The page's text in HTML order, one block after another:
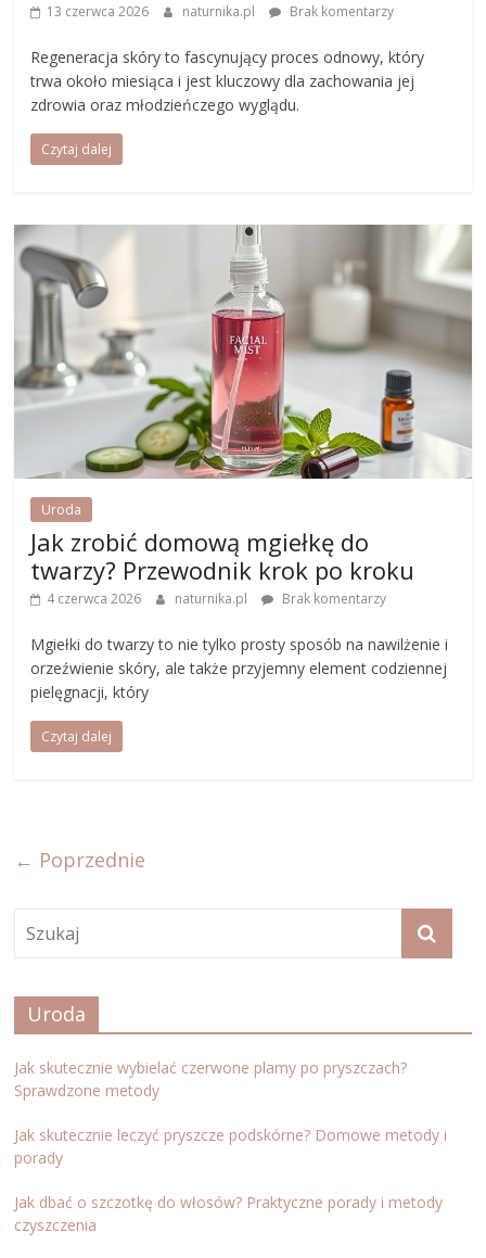
13 czerwca 2026 naturnika.pl Brak komentarzy
Regeneracja skóry to fascynujący proces odnowy, który
trwa około miesiąca i jest kluczowy dla zachowania jej
zdrowia oraz młodzieńczego wyglądu.
Czytaj dalej
Uroda
Jak zrobić domową mgiełkę do
twarzy? Przewodnik krok po kroku
4 czerwca 2026 naturnika.pl Brak komentarzy
Mgiełki do twarzy to nie tylko prosty sposób na nawilżenie i
orzeźwienie skóry, ale także przyjemny element codziennej
pielęgnacji, który
Czytaj dalej
← Poprzednie
Uroda
Jak skutecznie wybielać czerwone plamy po pryszczach?
Sprawdzone metody
Jak skutecznie leczyć pryszcze podskórne? Domowe metody i
porady
Jak dbać o szczotkę do włosów? Praktyczne porady i metody
czyszczenia